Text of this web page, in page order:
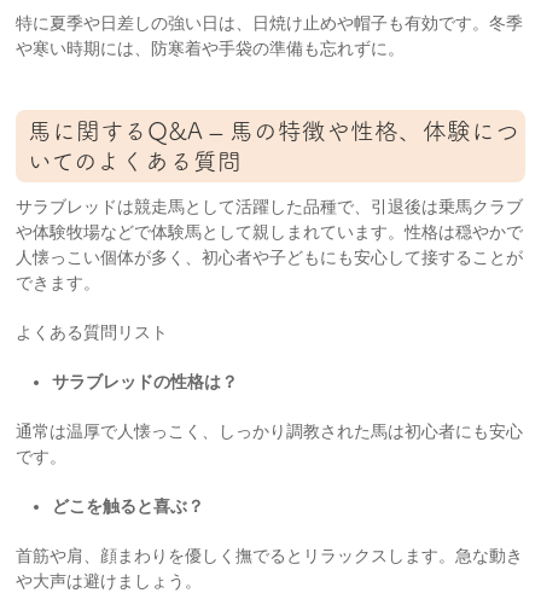
特に夏季や日差しの強い日は、日焼け止めや帽子も有効です。冬季
や寒い時期には、防寒着や手袋の準備も忘れずに。
馬に関するQ&A – 馬の特徴や性格、体験につ
いてのよくある質問
サラブレッドは競走馬として活躍した品種で、引退後は乗馬クラブ
や体験牧場などで体験馬として親しまれています。性格は穏やかで
人懐っこい個体が多く、初心者や子どもにも安心して接することが
できます。
よくある質問リスト
サラブレッドの性格は？
通常は温厚で人懐っこく、しっかり調教された馬は初心者にも安心
です。
どこを触ると喜ぶ？
首筋や肩、顔まわりを優しく撫でるとリラックスします。急な動き
や大声は避けましょう。